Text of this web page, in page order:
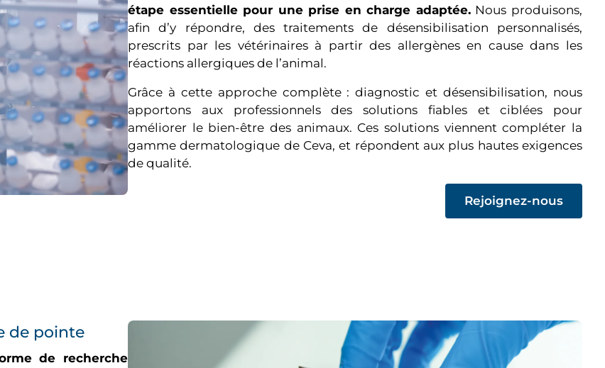
étape essentielle pour une prise en charge adaptée.Nous produisons,
afin d’y répondre, des traitements de désensibilisation personnalisés,
prescrits par les vétérinaires à partir des allergènes en cause dans les
réactions allergiques de l’animal.
Grâce à cette approche complète : diagnostic et désensibilisation, nous
apportons aux professionnels des solutions fiables et ciblées pour
améliorer le bien-être des animaux. Ces solutions viennent compléter la
gamme dermatologique de Ceva, et répondent aux plus hautes exigences
de qualité.
Rejoignez-nous
de pointe
de recherche